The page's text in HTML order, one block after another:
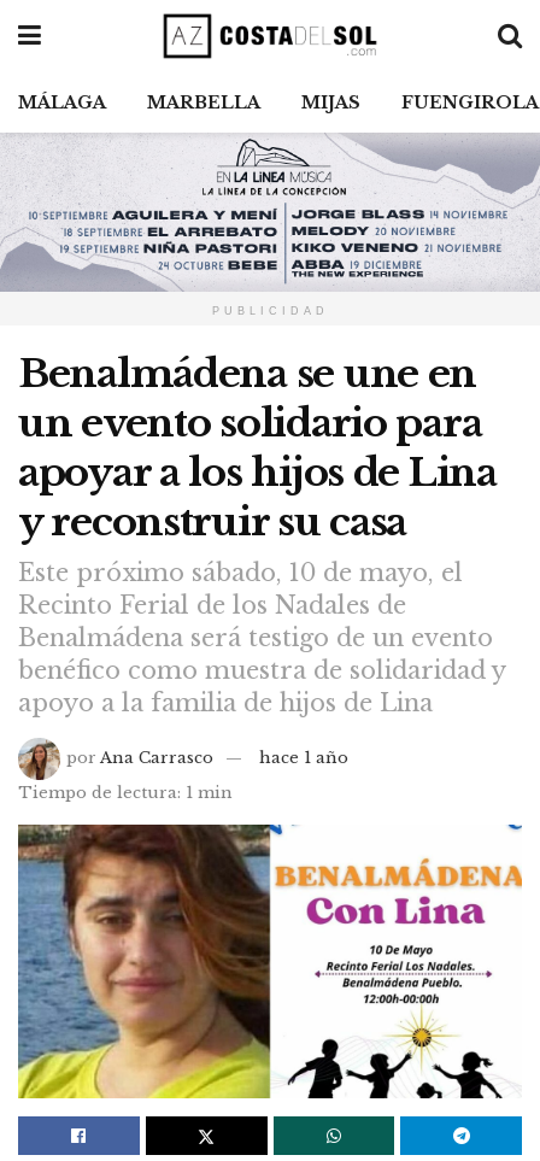
MÁLAGA MARBELLA MIJAS FUENGIROLA
PUBLICIDAD
Benalmádena se une en
un evento solidario para
apoyar a los hijos de Lina
y reconstruir su casa
Este próximo sábado, 10 de mayo, el
Recinto Ferial de los Nadales de
Benalmádena será testigo de un evento
benéfico como muestra de solidaridad y
apoyo a la familia de hijos de Lina
por Ana Carrasco
hace 1 año
Tiempo de lectura: 1 min